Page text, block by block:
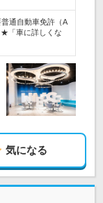
通自動車免許（A
「車に詳しくな
気になる